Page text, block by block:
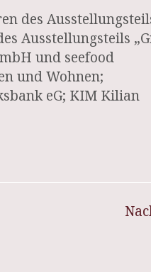
des
Ausstellungsteils
und seefood
und Wohnen;
eG; KIM Kilian